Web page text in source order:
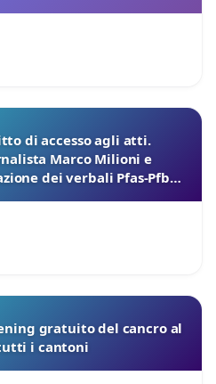
di accesso agli atti.
Marco Milioni e
dei verbali Pfas-Pfba
gratuito del cancro al
i cantoni